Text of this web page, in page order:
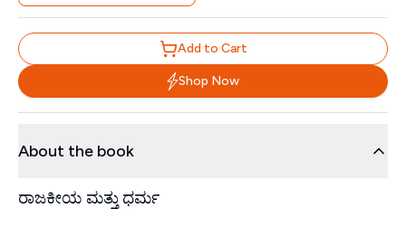
Add to Cart
Shop Now
About the book
ರಾಜಕೀಯ ಮತ್ತು ಧರ್ಮ